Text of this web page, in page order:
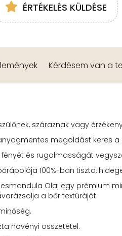
ÉRTÉKELÉS KÜLDÉSE
Kérdésem van a
száraznak vagy
megoldást keres
és rugalmasságát
100%-ban tiszta,
Olaj egy prémium
a bőr textúráját.
növényi összetétel.